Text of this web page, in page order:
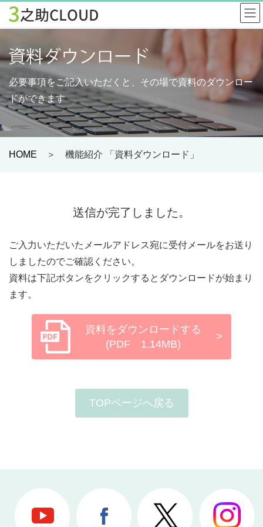
必要事項をご記入いただくと、その場で資料のダウンロー
ドができます
HOME ＞ 機能紹介 「資料ダウンロード」
送信が完了しました。
ご入力いただいたメールアドレス宛に受付メールをお送り
しましたのでご確認ください。
資料は下記ボタンをクリックするとダウンロードが始まり
ます。
資料をダウンロードする
(PDF 1.14MB)
>
TOPページへ戻る